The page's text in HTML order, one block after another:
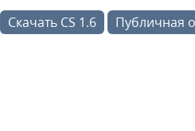
Скачать CS 1.6
Публичная